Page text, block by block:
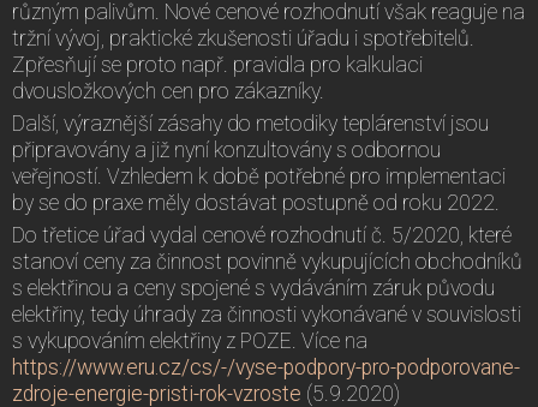
různým palivům. Nové cenové rozhodnutí však reaguje na
tržní vývoj, praktické zkušenosti úřadu i spotřebitelů.
Zpřesňují se proto např. pravidla pro kalkulaci
dvousložkových cen pro zákazníky.
Další, výraznější zásahy do metodiky teplárenství jsou
připravovány a již nyní konzultovány s odbornou
veřejností. Vzhledem k době potřebné pro implementaci
by se do praxe měly dostávat postupně od roku 2022.
Do třetice úřad vydal cenové rozhodnutí č. 5/2020, které
stanoví ceny za činnost povinně vykupujících obchodníků
s elektřinou a ceny spojené s vydáváním záruk původu
elektřiny, tedy úhrady za činnosti vykonávané v souvislosti
s vykupováním elektřiny z POZE. Více na
https://www.eru.cz/cs/-/vyse-podpory-pro-podporovane-
zdroje-energie-pristi-rok-vzroste (5.9.2020)